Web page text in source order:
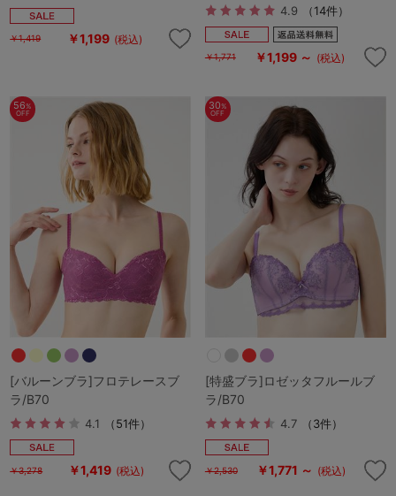
￥1,419 ￥1,199 (税込)
4.9 （14件）
￥1,771 ￥1,199 ～ (税込)
56%
OFF
[バルーンブラ]フロテレースブ
ラ/B70
4.1 （51件）
￥3,278 ￥1,419 (税込)
30%
OFF
[特盛ブラ]ロゼッタフルールブ
ラ/B70
4.7 （3件）
￥2,530 ￥1,771 ～ (税込)